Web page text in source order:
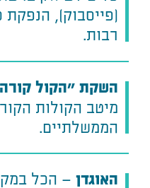
(פייסבוק), הנפקת
רבות.
השקת "הקול
מיטב הקולות
הממשלתיים.
האוגדן – הכל